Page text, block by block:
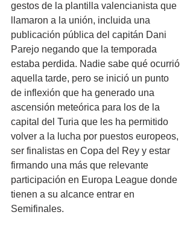
gestos de la plantilla valencianista que
llamaron a la unión, incluida una
publicación pública del capitán Dani
Parejo negando que la temporada
estaba perdida. Nadie sabe qué ocurrió
aquella tarde, pero se inició un punto
de inflexión que ha generado una
ascensión meteórica para los de la
capital del Turia que les ha permitido
volver a la lucha por puestos europeos,
ser finalistas en Copa del Rey y estar
firmando una más que relevante
participación en Europa League donde
tienen a su alcance entrar en
Semifinales.